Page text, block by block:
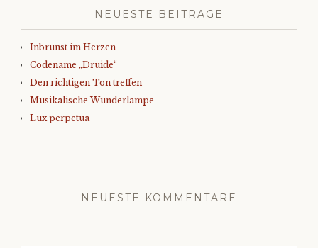
NEUESTE BEITRÄGE
Inbrunst im Herzen
Codename „Druide“
Den richtigen Ton treffen
Musikalische Wunderlampe
Lux perpetua
NEUESTE KOMMENTARE